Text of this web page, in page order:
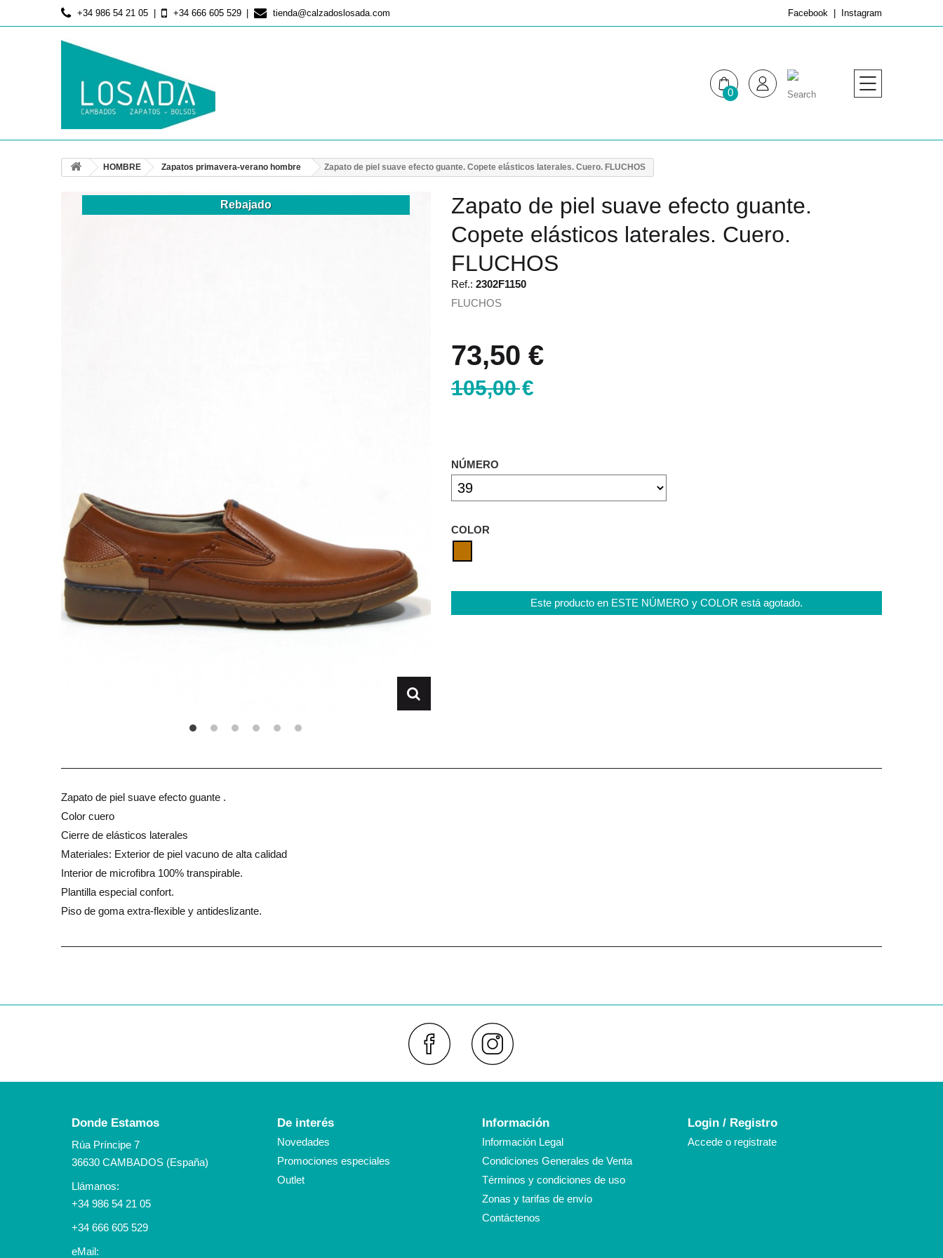
+34 986 54 21 05 +34 666 605 529 tienda@calzadoslosada.com Facebook Instagram
0
HOMBRE Zapatos primavera-verano hombre Zapato de piel suave efecto guante. Copete elásticos laterales. Cuero. FLUCHOS
Zapato de piel suave efecto guante.
Copete elásticos laterales. Cuero.
FLUCHOS
Ref.: 2302F1150
FLUCHOS
Rebajado
73,50 €
105,00 €
NÚMERO
COLOR
Este producto en ESTE NÚMERO y COLOR está agotado.
Zapato de piel suave efecto guante .
Color cuero
Cierre de elásticos laterales
Materiales: Exterior de piel vacuno de alta calidad
Interior de microfibra 100% transpirable.
Plantilla especial confort.
Piso de goma extra-flexible y antideslizante.
Facebook
Donde Estamos
Rúa Príncipe 7
36630 CAMBADOS (España)
Llámanos:
+34 986 54 21 05
+34 666 605 529
eMail:
De interés
Novedades
Promociones especiales
Outlet
Información
Información Legal
Condiciones Generales de Venta
Términos y condiciones de uso
Zonas y tarifas de envío
Contáctenos
Login / Registro
Accede o registrate